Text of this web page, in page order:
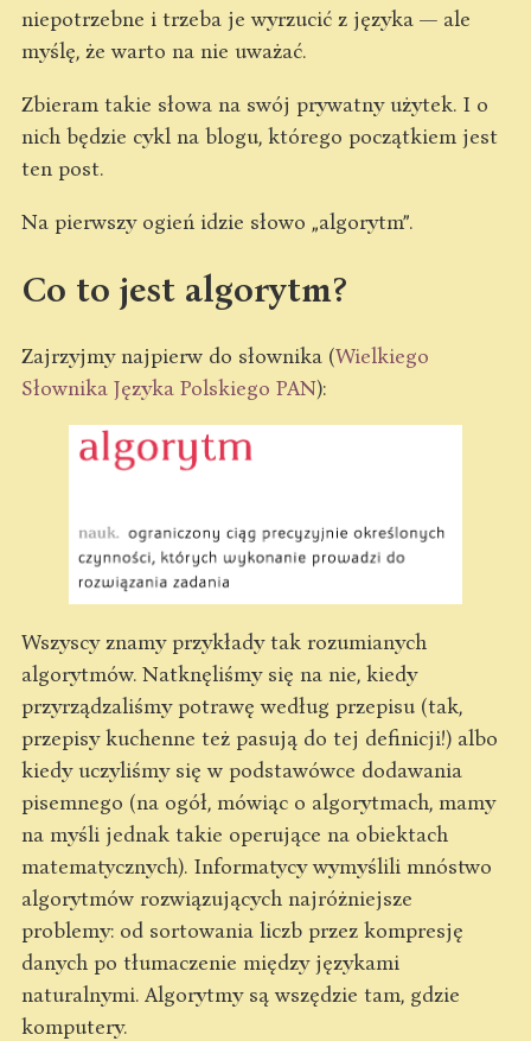
niepotrzebne i trzeba je wyrzucić z języka — ale
myślę, że warto na nie uważać.
Zbieram takie słowa na swój prywatny użytek. I o
nich będzie cykl na blogu, którego początkiem jest
ten post.
Na pierwszy ogień idzie słowo „algorytm”.
Co to jest algorytm?
Zajrzyjmy najpierw do słownika (Wielkiego
Słownika Języka Polskiego PAN):
Wszyscy znamy przykłady tak rozumianych
algorytmów. Natknęliśmy się na nie, kiedy
przyrządzaliśmy potrawę według przepisu (tak,
przepisy kuchenne też pasują do tej definicji!) albo
kiedy uczyliśmy się w podstawówce dodawania
pisemnego (na ogół, mówiąc o algorytmach, mamy
na myśli jednak takie operujące na obiektach
matematycznych). Informatycy wymyślili mnóstwo
algorytmów rozwiązujących najróżniejsze
problemy: od sortowania liczb przez kompresję
danych po tłumaczenie między językami
naturalnymi. Algorytmy są wszędzie tam, gdzie
komputery.